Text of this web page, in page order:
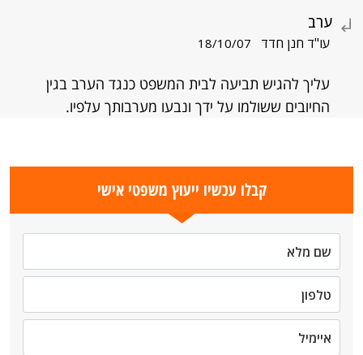
ערב
עו"ד חנן חדד 18/10/07
עליך להגיש תביעה לבית המשפט כנגד הערב בגין
החיובים ששולמו על ידך ונבעו מערבותך עלפיו.
קבלו עכשיו ייעוץ משפטי אישי